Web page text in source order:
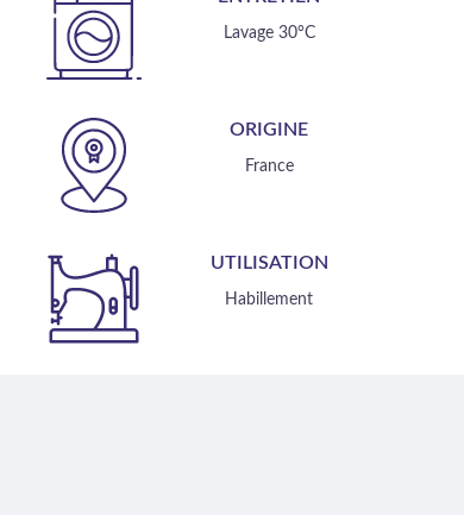
Lavage 30°C
ORIGINE
France
UTILISATION
Habillement